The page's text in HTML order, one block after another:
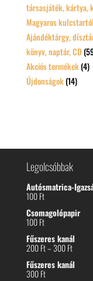
társasjáték, kártya,
Magyaros
Ajándéktárgy,
könyv, naptár, CD
Akciós termékek (4)
Újdonságok (14)
Legolcsóbbak
Autósmatrica-
100Ft
Csomagolópapir
100Ft
Fűszeres kanál
200Ft–300Ft
-
Fűszeres kanál
300Ft